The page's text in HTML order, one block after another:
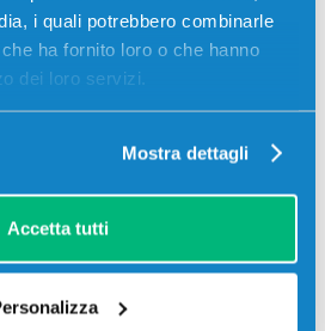
i quali potrebbero combinarle
ha fornito loro o che hanno
dei loro servizi.
Mostra dettagli
Accetta tutti
D-COLOR MF3100